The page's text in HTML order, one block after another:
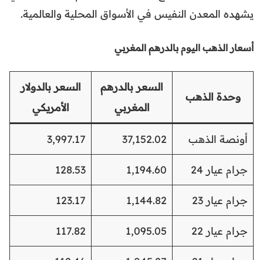
يشهده المعدن النفيس في الأسواق المحلية والعالمية.
أسعار الذهب اليوم بالدرهم المغربي
وحدة الذهب
السعر بالدرهم
المغربي
السعر بالدولار
الأمريكي
أونصة الذهب 37,152.02
3,997.17
جرام عيار 24 1,194.60
128.53
جرام عيار 23 1,144.82
123.17
جرام عيار 22 1,095.05
117.82